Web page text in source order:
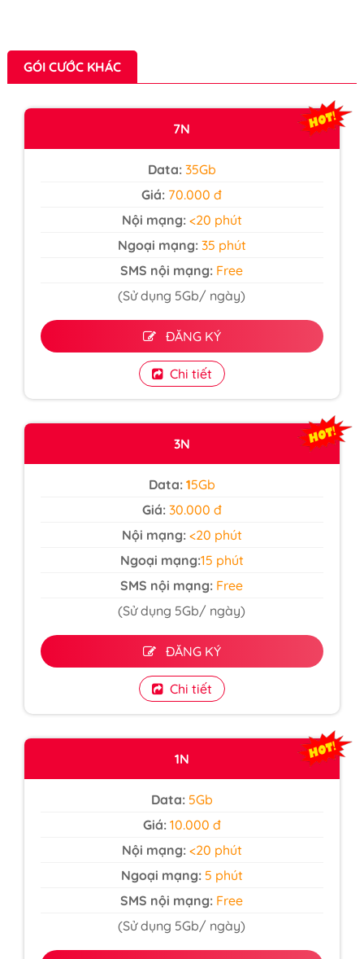
GÓI CƯỚC KHÁC
7N
Data: 35Gb
Giá: 70.000 đ
Nội mạng: <20 phút
Ngoại mạng: 35 phút
SMS nội mạng: Free
(Sử dụng 5Gb/ ngày)
ĐĂNG KÝ
Chi tiết
3N
Data:15Gb
Giá: 30.000 đ
Nội mạng: <20 phút
Ngoại mạng:15 phút
SMS nội mạng: Free
(Sử dụng 5Gb/ ngày)
ĐĂNG KÝ
Chi tiết
1N
Data: 5Gb
Giá: 10.000 đ
Nội mạng: <20 phút
Ngoại mạng: 5 phút
SMS nội mạng: Free
(Sử dụng 5Gb/ ngày)